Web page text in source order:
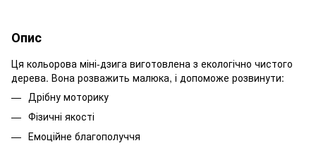
Опис
Ця кольорова міні-дзига виготовлена з екологічно чистого
дерева. Вона розважить малюка, і допоможе розвинути:
Дрібну моторику
Фізичні якості
Емоційне благополуччя